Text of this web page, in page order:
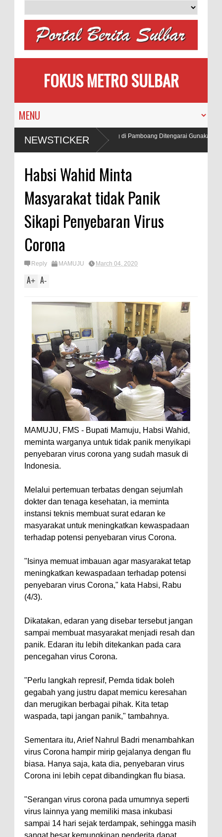
FOKUS METRO SULBAR
NEWSTICKERAlat Berat Tambang di Pamboang Ditengarai Gunakan
Beking
Habsi Wahid Minta
Masyarakat tidak Panik
Sikapi Penyebaran Virus
Corona
Reply MAMUJU March 04, 2020
A+ A-
MAMUJU, FMS - Bupati Mamuju, Habsi Wahid,
meminta warganya untuk tidak panik menyikapi
penyebaran virus corona yang sudah masuk di
Indonesia.
Melalui pertemuan terbatas dengan sejumlah
dokter dan tenaga kesehatan, ia meminta
instansi teknis membuat surat edaran ke
masyarakat untuk meningkatkan kewaspadaan
terhadap potensi penyebaran virus Corona.
"Isinya memuat imbauan agar masyarakat tetap
meningkatkan kewaspadaan terhadap potensi
penyebaran virus Corona," kata Habsi, Rabu
(4/3).
Dikatakan, edaran yang disebar tersebut jangan
sampai membuat masyarakat menjadi resah dan
panik. Edaran itu lebih ditekankan pada cara
pencegahan virus Corona.
"Perlu langkah represif, Pemda tidak boleh
gegabah yang justru dapat memicu keresahan
dan merugikan berbagai pihak. Kita tetap
waspada, tapi jangan panik," tambahnya.
Sementara itu, Arief Nahrul Badri menambahkan
virus Corona hampir mirip gejalanya dengan flu
biasa. Hanya saja, kata dia, penyebaran virus
Corona ini lebih cepat dibandingkan flu biasa.
"Serangan virus corona pada umumnya seperti
virus lainnya yang memiliki masa inkubasi
sampai 14 hari sejak terdampak, sehingga masih
sangat besar kemungkinan penderita dapat